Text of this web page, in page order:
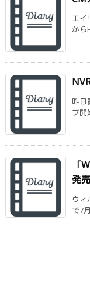
エイ
から
昨日
プ開
「
発
ウィ
で7